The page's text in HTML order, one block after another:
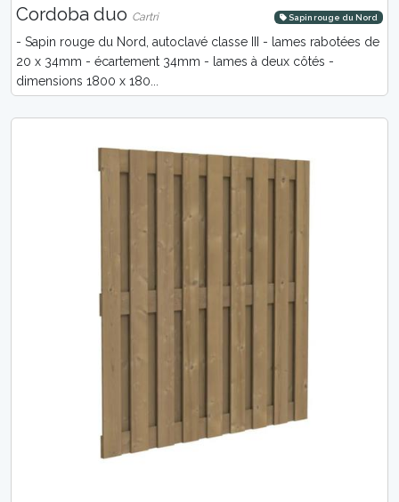
Cordoba duo Cartri Sapin rouge du Nord
- Sapin rouge du Nord, autoclavé classe III - lames rabotées de
20 x 34mm - écartement 34mm - lames à deux côtés -
dimensions 1800 x 180...